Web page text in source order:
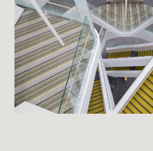
項目案例
最新消息